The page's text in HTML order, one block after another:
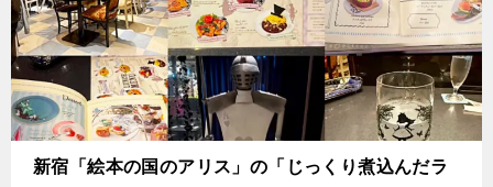
新宿「絵本の国のアリス」の「じっくり煮込んだラ